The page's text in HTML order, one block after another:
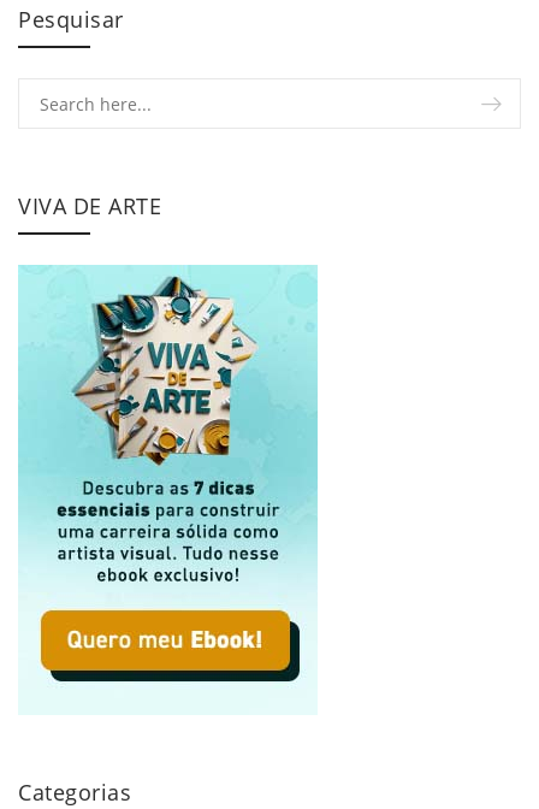
Pesquisar
VIVA DE ARTE
Categorias